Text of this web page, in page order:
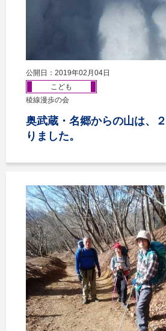
公開日：2019年02月04日
こども
稜線漫歩の会
奥武蔵・名郷からの山は、
りました。